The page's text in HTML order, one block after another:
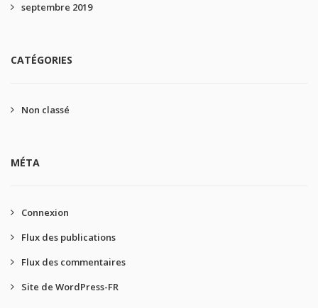
septembre 2019
CATÉGORIES
Non classé
MÉTA
Connexion
Flux des publications
Flux des commentaires
Site de WordPress-FR